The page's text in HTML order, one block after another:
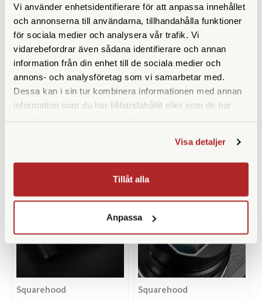
Vi använder enhetsidentifierare för att anpassa innehållet
och annonserna till användarna, tillhandahålla funktioner
för sociala medier och analysera vår trafik. Vi
vidarebefordrar även sådana identifierare och annan
information från din enhet till de sociala medier och
annons- och analysföretag som vi samarbetar med.
Dessa kan i sin tur kombinera informationen med annan
information som du har tillhandahållit eller som de har
Visa detaljer
Tillåt alla
Anpassa
Squarehood
Squarehood For XF 27/2,8
Black
Finns i lager
Squarehood
Squarehood For Leica
Summicron 35mm v3
Finns i lager
LÄS MER
Squarehood Squarehood